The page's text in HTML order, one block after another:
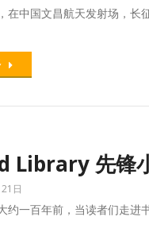
在中国文昌航天发射场，长
Library 先锋
日
约一百年前，当读者们走进